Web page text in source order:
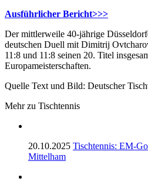
Ausführlicher Bericht>>>
Der mittlerweile 40-jährige
deutschen Duell mit Dimitrij
11:8 und 11:8 seinen 20. Titel
Europameisterschaften.
Quelle Text und Bild: Deutscher
Mehr zu Tischtennis
20.10.2025 Tischtennis: EM-
Mittelham